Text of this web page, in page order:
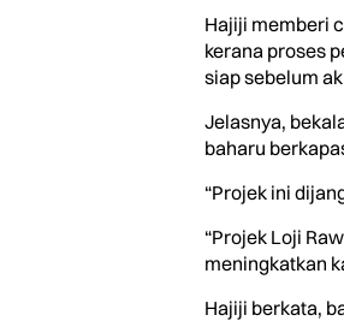
Hajiji memberi
kerana proses
siap sebelum
Jelasnya,
baharu
“Projek ini
“Projek Loji
meningkatkan
Hajiji berkata,